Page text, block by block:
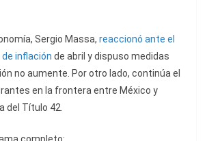
Sergio Massa, reaccionó ante el
inflación de abril y dispuso medidas
no aumente. Por otro lado, continúa el
en la frontera entre México y
del Título 42.